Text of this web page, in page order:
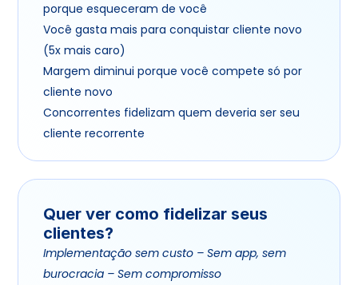
porque esqueceram de você
Você gasta mais para conquistar cliente novo
(5x mais caro)
Margem diminui porque você compete só por
cliente novo
Concorrentes fidelizam quem deveria ser seu
cliente recorrente
Quer ver como fidelizar seus
clientes?
Implementação sem custo – Sem app, sem
burocracia – Sem compromisso